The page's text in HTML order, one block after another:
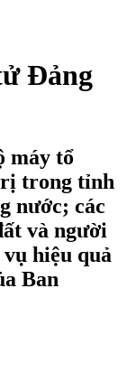
Đảng
máy tổ
trong tỉnh
nước; các
và người
hiệu quả
Ban